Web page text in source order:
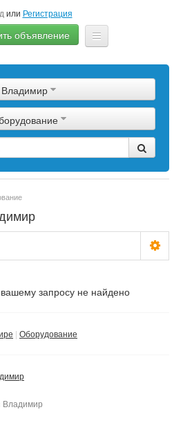
или Регистрация
объявление
Сырье
Изделия
Еще
Владимир
запросу не найдено
Оборудование
Владимир